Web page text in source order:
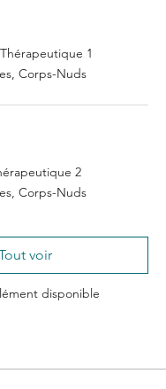
1
Corps-Nuds
2
Corps-Nuds
disponible
voir